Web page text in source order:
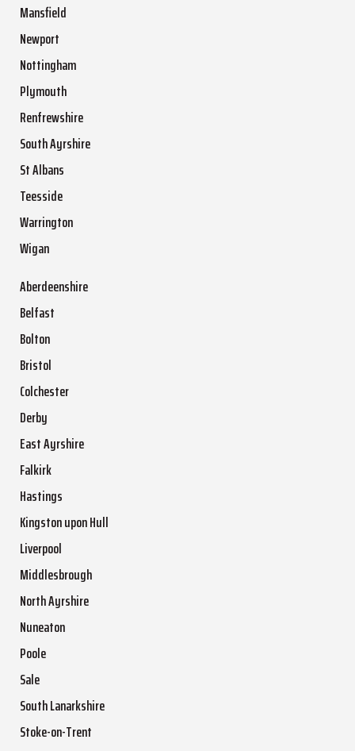
Mansfield
Newport
Nottingham
Plymouth
Renfrewshire
South Ayrshire
St Albans
Teesside
Warrington
Wigan
Aberdeenshire
Belfast
Bolton
Bristol
Colchester
Derby
East Ayrshire
Falkirk
Hastings
Kingston upon Hull
Liverpool
Middlesbrough
North Ayrshire
Nuneaton
Poole
Sale
South Lanarkshire
Stoke-on-Trent